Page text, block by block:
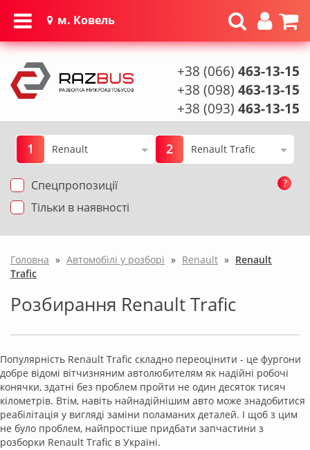
м. Ковель
+38 (066) 463-13-15
+38 (098) 463-13-15
+38 (093) 463-13-15
1 2
Спецпропозиції
Тільки в наявності
?
Головна » Автомобілі у розборі » Renault » Renault
Trafic
Розбирання Renault Trafic
Популярність Renault Trafic складно переоцінити - це фургони
добре відомі вітчизняним автолюбителям як надійні робочі
конячки, здатні без проблем пройти не один десяток тисяч
кілометрів. Втім, навіть найнадійнішим авто може знадобитися
реабілітація у вигляді заміни поламаних деталей. І щоб з цим
не було проблем, найпростіше придбати запчастини з
розборки Renault Trafic в Україні.